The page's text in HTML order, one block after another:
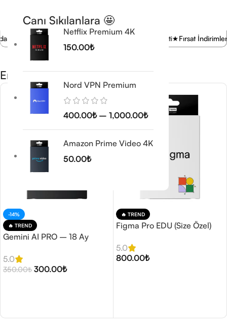
Canı Sıkılanlara 🤩
Netflix Premium 4K
150.00₺
Nord VPN Premium
400.00₺ – 1,000.00₺
Amazon Prime Video 4K
50.00₺
Tüm Ülkelere Satış ★Fırsat İndirimleri!
En Çok Satan Trend Ürünler 🚀
-14%
🔥 TREND
Gemini AI PRO – 18 Ay
5.0
350.00₺ 300.00₺
🔥 TREND
Figma Pro EDU (Size Özel)
5.0
800.00₺